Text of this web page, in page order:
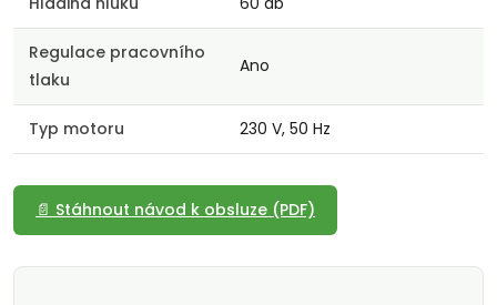
Regulace pracovního
tlaku
Ano
Typ motoru 230 V, 50 Hz
📄 Stáhnout návod k obsluze (PDF)